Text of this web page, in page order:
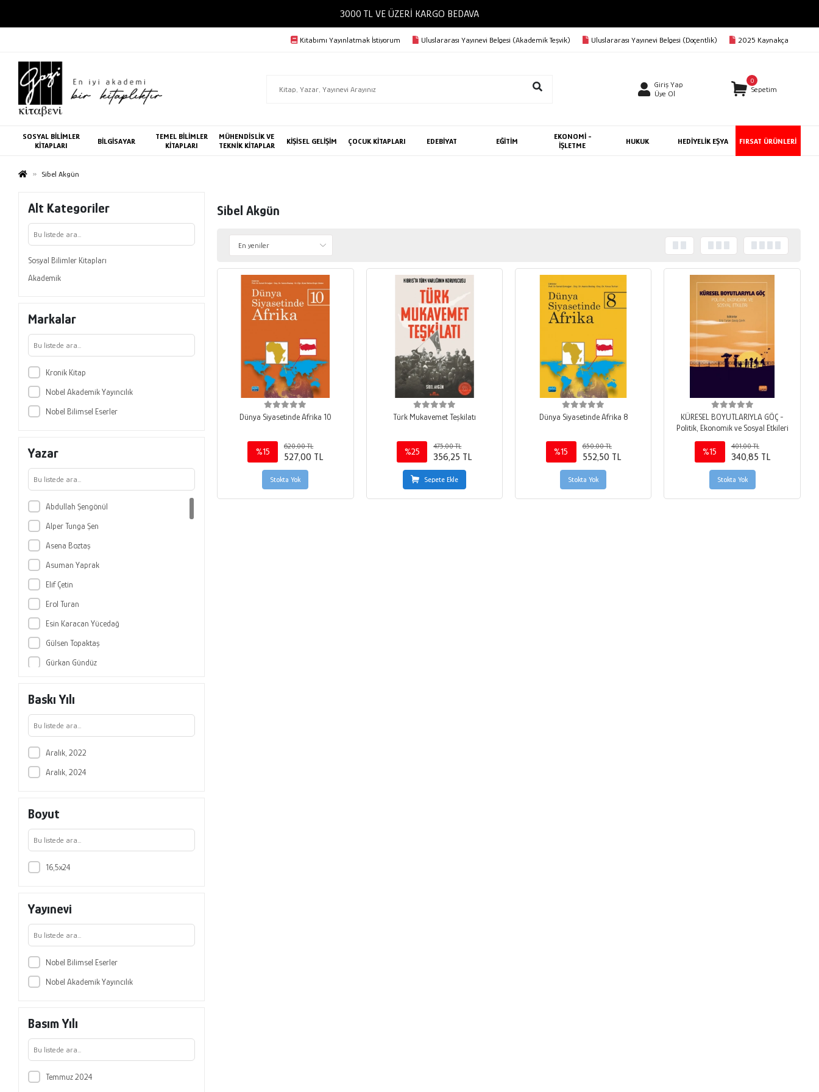
3000 TL VE ÜZERİ KARGO BEDAVA
Kitabımı Yayınlatmak İstiyorum Uluslararası Yayınevi Belgesi (Akademik Teşvik) Uluslararası Yayınevi Belgesi (Doçentlik) 2025 Kaynakça
Giriş Yap
Üye Ol
0
Sepetim
SOSYAL BİLİMLER
KİTAPLARI
BİLGİSAYAR
TEMEL BİLİMLER
KİTAPLARI
MÜHENDİSLİK VE
TEKNİK KİTAPLAR
KİŞİSEL GELİŞİM ÇOCUK KİTAPLARI EDEBİYAT EĞİTİM
EKONOMİ -
İŞLETME
HUKUK HEDİYELİK EŞYA FIRSAT ÜRÜNLERİ
Sibel Akgün
Alt Kategoriler
Sosyal Bilimler Kitapları
Akademik
Markalar
Kronik Kitap
Nobel Akademik Yayıncılık
Nobel Bilimsel Eserler
Yazar
Abdullah Şengönül
Alper Tunga Şen
Asena Boztaş
Asuman Yaprak
Elif Çetin
Erol Turan
Esin Karacan Yücedağ
Gülsen Topaktaş
Gürkan Gündüz
Lütfullah Ün
Murat Yılmaz
Omca Altın
Savaş Çevik
Sevinç Öztürk
Zeynep Hiçdurmaz
Ahmet Göksel Uluer
Cihan Daban
Elif Ermağan
Hatice Zehra Büyüktavşan
Huriye Yıldırım Çınar
Baskı Yılı
Aralık, 2022
Aralık, 2024
Boyut
16,5x24
Yayınevi
Nobel Bilimsel Eserler
Nobel Akademik Yayıncılık
Basım Yılı
Temmuz 2024
Sibel Akgün
Dünya Siyasetinde Afrika 10
%15
620,00 TL
527,00 TL
Stokta Yok
Türk Mukavemet Teşkilatı
%25
475,00 TL
356,25 TL
Sepete Ekle
Dünya Siyasetinde Afrika 8
%15
650,00 TL
552,50 TL
Stokta Yok
KÜRESEL BOYUTLARIYLA GÖÇ -
Politik, Ekonomik ve Sosyal Etkileri
%15
401,00 TL
340,85 TL
Stokta Yok